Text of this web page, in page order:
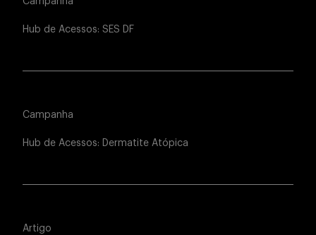
Hub de Acessos: SES DF
Campanha
Hub de Acessos: Dermatite Atópica
Artigo